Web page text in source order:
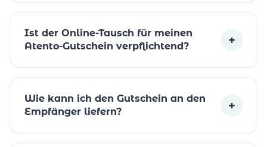
Ist der Online-Tausch für meinen
Atento-Gutschein verpflichtend?
+
Wie kann ich den Gutschein an den
Empfänger liefern?
+